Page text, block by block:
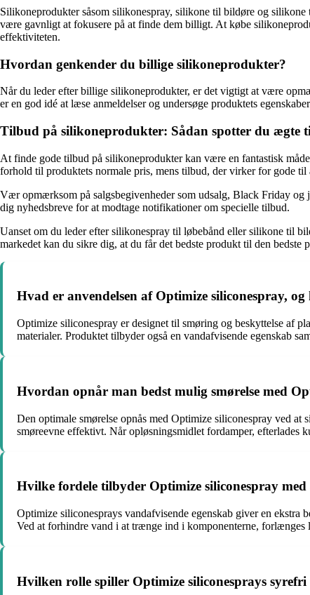
Silikoneprodukter såsom silikonespray, silikone til bildøre og
være gavnligt at fokusere på at finde dem billigt. At købe
effektiviteten.
Hvordan genkender du billige silikoneprodukter?
Når du leder efter billige silikoneprodukter, er det vigtigt at være
er en god idé at læse anmeldelser og undersøge produktets
Tilbud på silikoneprodukter: Sådan spotter du ægte
At finde gode tilbud på silikoneprodukter kan være en fantastisk
forhold til produktets normale pris, mens tilbud, der virker for gode
Vær opmærksom på salgsbegivenheder som udsalg, Black Friday
dig nyhedsbreve for at modtage notifikationer om specielle tilbud.
Uanset om du leder efter silikonespray til løbebånd eller silikone til
markedet kan du sikre dig, at du får det bedste produkt til den bedste
Hvad er anvendelsen af Optimize siliconespray,
Optimize siliconespray er designet til smøring og beskyttelse af
materialer. Produktet tilbyder også en vandafvisende egenskab
Hvordan opnår man bedst mulig smørelse med
Den optimale smørelse opnås med Optimize siliconespray ved
smøreevne effektivt. Når opløsningsmidlet fordamper,
Hvilke fordele tilbyder Optimize siliconespray
Optimize siliconesprays vandafvisende egenskab giver en
Ved at forhindre vand i at trænge ind i komponenterne, forlænges
Hvilken rolle spiller Optimize siliconesprays